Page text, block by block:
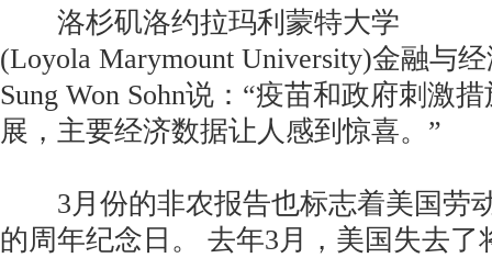
洛杉矶洛约拉玛利蒙特大学
(Loyola Marymount University)金融与
Sung Won Sohn说：“疫苗和政府刺激
展，主要经济数据让人感到惊喜。”
3月份的非农报告也标志着美国劳
的周年纪念日。 去年3月，美国失去了